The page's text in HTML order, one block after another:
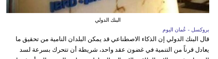
البنك الدولي
بروكسل - عُمان اليوم
قال البنك الدولي إن الذكاء الاصطناعي قد يمكن البلدان النامية من تحقيق ما
يعادل قرناً من التنمية في غضون عقد واحد، شريطة أن تتحرك بسرعة لسد